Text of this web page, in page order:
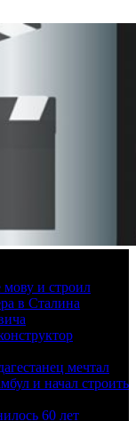
и строил
в Сталина
мечтал
и начал строить
60 лет